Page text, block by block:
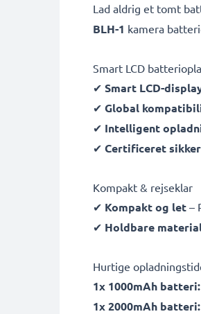
Lad aldrig et tomt
BLH-1 kamera
Smart LCD
✔ Smart LCD-
✔ Global
✔ Intelligent
✔ Certificeret
Kompakt & rejseklar
✔ Kompakt og let –
✔ Holdbare
Hurtige
1x 1000mAh batteri:
1x 2000mAh batteri: